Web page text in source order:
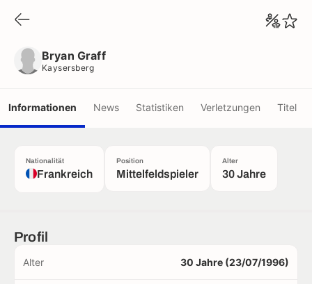
Bryan Graff
Kaysersberg
Informationen News Statistiken Verletzungen Titel
Nationalität
Frankreich
Position
Mittelfeldspieler
Alter
30 Jahre
Profil
Alter 30 Jahre (23/07/1996)